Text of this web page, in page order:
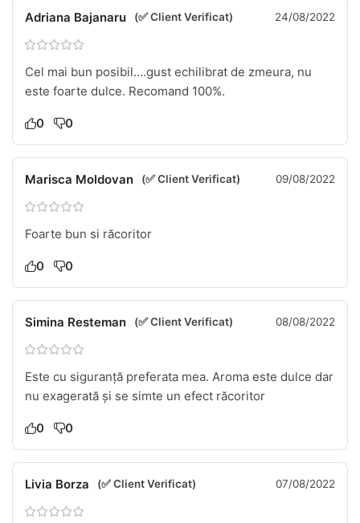
Adriana Bajanaru (✅ Client Verificat) 24/08/2022
Cel mai bun posibil….gust echilibrat de zmeura, nu
este foarte dulce. Recomand 100%.
0 0
Marisca Moldovan (✅ Client Verificat) 09/08/2022
Foarte bun si răcoritor
0 0
Simina Resteman (✅ Client Verificat) 08/08/2022
Este cu siguranță preferata mea. Aroma este dulce dar
nu exagerată și se simte un efect răcoritor
0 0
Livia Borza (✅ Client Verificat) 07/08/2022